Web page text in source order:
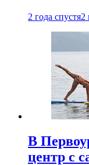
2 года спустя2
В
центр с